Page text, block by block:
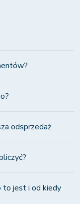
odsprzedaż
to jest i od kiedy